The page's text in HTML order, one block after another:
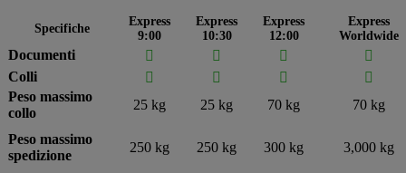
Specifiche
Express
9:00
Express
10:30
Express
12:00
Express
Worldwide
Documenti   

Colli
  

Peso massimo
collo
25 kg 25 kg 70 kg 70 kg
Peso massimo
spedizione
250 kg 250 kg 300 kg 3,000 kg